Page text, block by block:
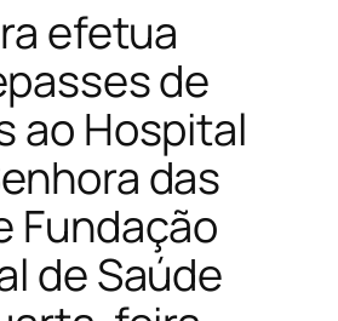
efetua
de
ao Hospital
das
Fundação
de Saúde